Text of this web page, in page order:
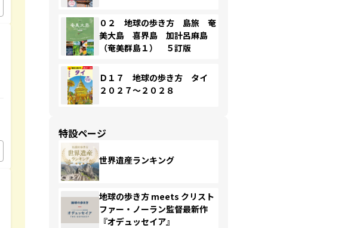
０２ 地球の歩き方 島旅 奄
美大島 喜界島 加計呂麻島
（奄美群島１） ５訂版
Ｄ１７ 地球の歩き方 タイ
２０２７～２０２８
特設ページ
世界遺産ランキング
地球の歩き方 meets クリスト
ファー・ノーラン監督最新作
『オデュッセイア』